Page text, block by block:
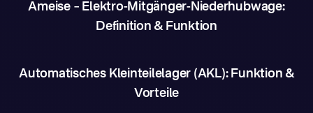
Ameise – Elektro-Mitgänger-Niederhubwage:
Definition & Funktion
Automatisches Kleinteilelager (AKL): Funktion &
Vorteile